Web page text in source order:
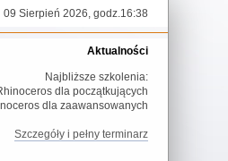
09 Sierpień 2026, godz.16:38
Aktualności
Najbliższe szkolenia:
dla początkujących
dla zaawansowanych
Szczegóły i pełny terminarz